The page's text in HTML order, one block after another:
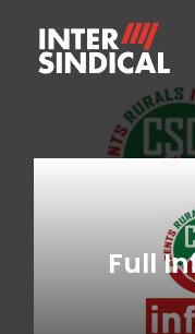
Full